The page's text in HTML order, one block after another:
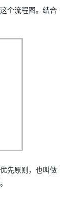
个流程图。结合
先原则，也叫做